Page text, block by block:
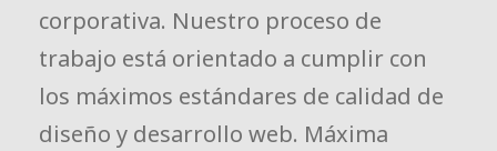
corporativa. Nuestro proceso de
trabajo está orientado a cumplir con
los máximos estándares de calidad de
diseño y desarrollo web. Máxima